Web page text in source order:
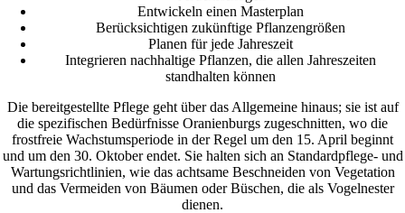
Entwickeln einen Masterplan
Berücksichtigen zukünftige Pflanzengrößen
Planen für jede Jahreszeit
Integrieren nachhaltige Pflanzen, die allen Jahreszeiten
standhalten können
Die bereitgestellte Pflege geht über das Allgemeine hinaus; sie ist auf
die spezifischen Bedürfnisse Oranienburgs zugeschnitten, wo die
frostfreie Wachstumsperiode in der Regel um den 15. April beginnt
und um den 30. Oktober endet. Sie halten sich an Standardpflege- und
Wartungsrichtlinien, wie das achtsame Beschneiden von Vegetation
und das Vermeiden von Bäumen oder Büschen, die als Vogelnester
dienen.